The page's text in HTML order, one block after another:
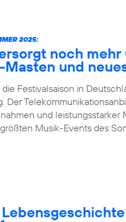
2025:
noch
und
Festivalsaison in
Der
und
Musik-Events des